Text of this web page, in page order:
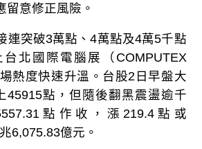
留意修正風險。
連突破3萬點、4萬點及4萬5千點
北國際電腦展（COMPUTEX
熱度快速升溫。台股2日早盤大
45915點，但隨後翻黑震盪逾千
點作收，漲219.4點或
6,075.83億元。